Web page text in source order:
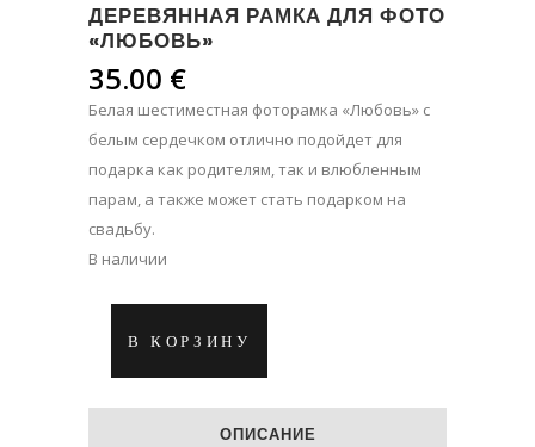
ДЕРЕВЯННАЯ РАМКА ДЛЯ ФОТО
«ЛЮБОВЬ»
35.00 €
Белая шестиместная фоторамка «Любовь» с
белым сердечком отлично подойдет для
подарка как родителям, так и влюбленным
парам, а также может стать подарком на
свадьбу.
В наличии
рамка
В КОРЗИНУ
ОПИСАНИЕ